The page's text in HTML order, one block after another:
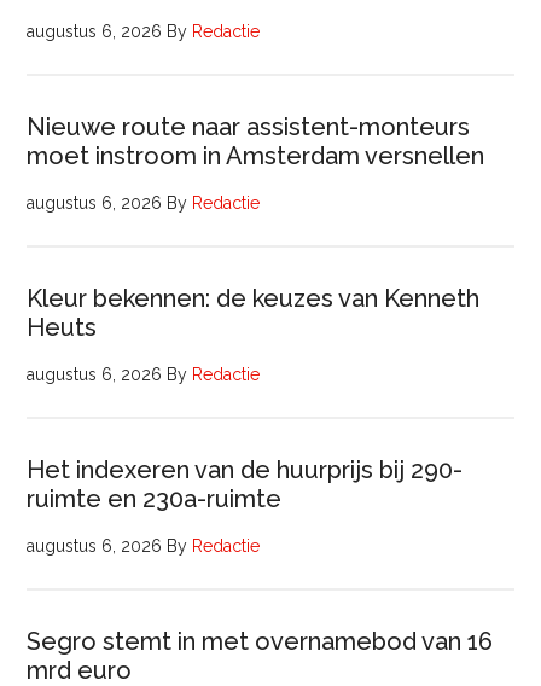
augustus 6, 2026 By Redactie
Nieuwe route naar assistent-monteurs
moet instroom in Amsterdam versnellen
augustus 6, 2026 By Redactie
Kleur bekennen: de keuzes van Kenneth
Heuts
augustus 6, 2026 By Redactie
Het indexeren van de huurprijs bij 290-
ruimte en 230a-ruimte
augustus 6, 2026 By Redactie
Segro stemt in met overnamebod van 16
mrd euro